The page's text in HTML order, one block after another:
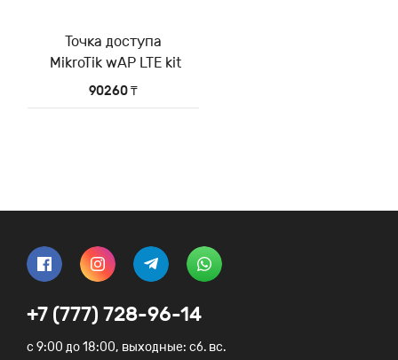
Точка доступа
MikroTik wAP LTE kit
90260 ₸
+7 (777) 728-96-14
c 9:00 до 18:00, выходные: сб. вс.